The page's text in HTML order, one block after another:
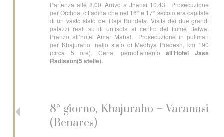
Partenza alle 8.00. Arrivo a Jhansi 10.43. Prosecuzione
per Orchha, cittadina che nel 16° e 17° secolo era capitale
di un vasto stato dei Raja Bundela. Visita dei due grandi
palazzi reali su di un’isola al centro del fiume Betwa.
Pranzo all’hotel Amar Mahal. Prosecuzione in pullman
per Khajuraho, nello stato di Madhya Pradesh, km 190
(circa 5 ore). Cena, pernottamentoall’Hotel Jass
Radisson(5 stelle).
8° giorno, Khajuraho – Varanasi
(Benares)